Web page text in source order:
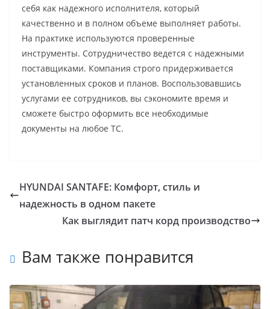
себя как надежного исполнителя, который
качественно и в полном объеме выполняет работы.
На практике используются проверенные
инструменты. Сотрудничество ведется с надежными
поставщиками. Компания строго придерживается
установленных сроков и планов. Воспользовавшись
услугами ее сотрудников, вы сэкономите время и
сможете быстро оформить все необходимые
документы на любое ТС.
HYUNDAI SANTAFE: Комфорт, стиль и
надежность в одном пакете
Как выглядит патч корд производство
Вам также понравится